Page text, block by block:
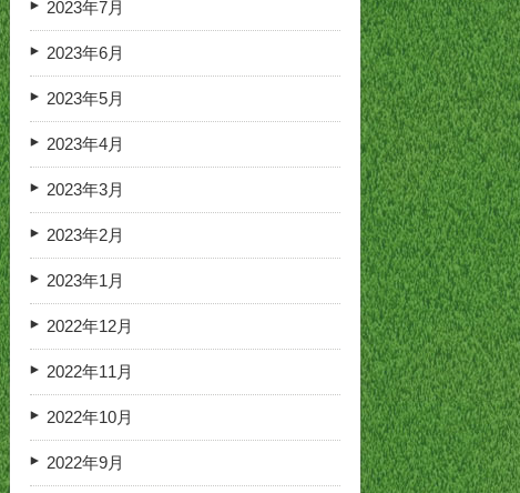
2023年7月
2023年6月
2023年5月
2023年4月
2023年3月
2023年2月
2023年1月
2022年12月
2022年11月
2022年10月
2022年9月